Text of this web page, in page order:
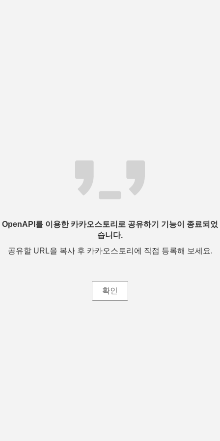
OpenAPI를 이용한 카카오스토리로 공유하기 기능이 종료되었
습니다.
공유할 URL을 복사 후 카카오스토리에 직접 등록해 보세요.
확인